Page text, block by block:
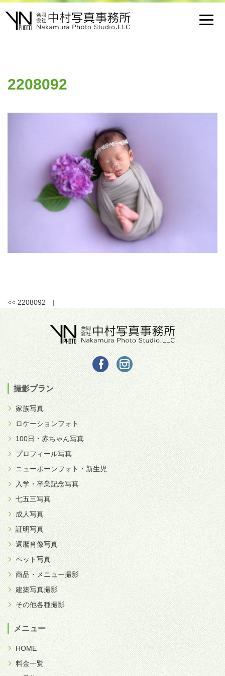
2208092
<< 2208092 |
撮影プラン
家族写真
ロケーションフォト
100日・赤ちゃん写真
プロフィール写真
ニューボーンフォト・新生児
入学・卒業記念写真
七五三写真
成人写真
証明写真
還暦肖像写真
ペット写真
商品・メニュー撮影
建築写真撮影
その他各種撮影
メニュー
HOME
料金一覧